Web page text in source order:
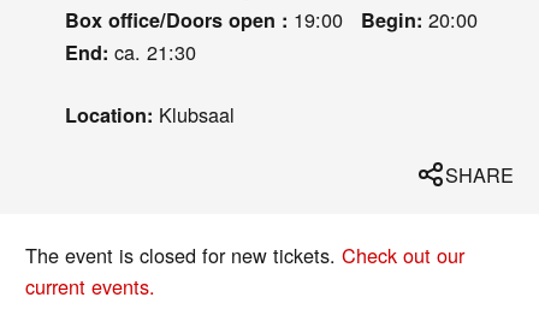
Box office/Doors open : 19:00 Begin: 20:00
End: ca. 21:30
Location: Klubsaal
SHARE
The event is closed for new tickets.Check out our
current events.